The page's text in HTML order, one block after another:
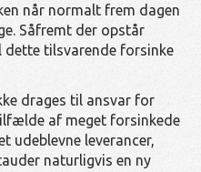
når normalt frem dagen
Såfremt der opstår
dette tilsvarende forsinke
drages til ansvar for
af meget forsinkede
udeblevne leverancer,
naturligvis en ny